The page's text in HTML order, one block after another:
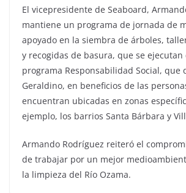
El vicepresidente de Seaboard,
mantiene un programa de jornada de
apoyado en la siembra de árboles,
y recogidas de basura, que se
programa Responsabilidad Social, que
Geraldino, en beneficios de las
encuentran ubicadas en zonas
ejemplo, los barrios Santa Bárbara y
Armando Rodríguez reiteró el
de trabajar por un mejor
la limpieza del Río Ozama.